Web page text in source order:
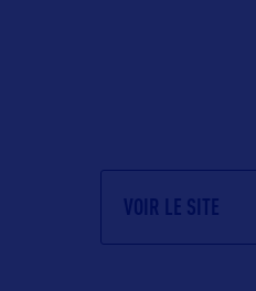
VOIR LE SITE